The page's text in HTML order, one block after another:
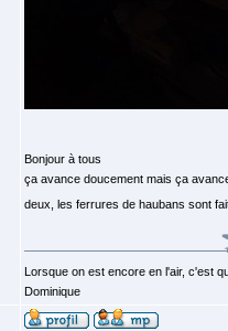
Bonjour à tous
ça avance doucement mais ça
deux, les ferrures de haubans sont
Lorsque on est encore en l'air, c'est
Dominique